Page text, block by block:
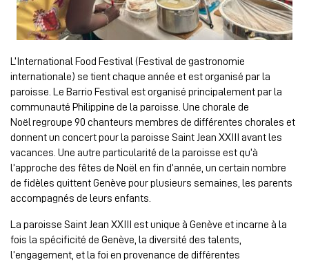
L’International Food Festival (Festival de gastronomie
internationale) se tient chaque année et est organisé par la
paroisse. Le Barrio Festival est organisé principalement par la
communauté Philippine de la paroisse. Une chorale de
Noël regroupe 90 chanteurs membres de différentes chorales et
donnent un concert pour la paroisse Saint Jean XXIII avant les
vacances. Une autre particularité de la paroisse est qu’à
l’approche des fêtes de Noël en fin d’année, un certain nombre
de fidèles quittent Genève pour plusieurs semaines, les parents
accompagnés de leurs enfants.
La paroisse Saint Jean XXIII est unique à Genève et incarne à la
fois la spécificité de Genève, la diversité des talents,
l’engagement, et la foi en provenance de différentes